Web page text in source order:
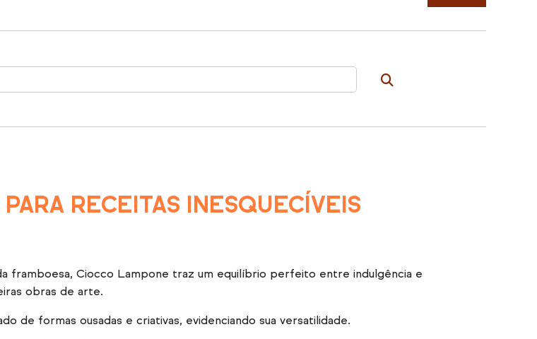
RECEITAS INESQUECÍVEIS
framboesa, Ciocco Lampone traz um equilíbrio perfeito entre indulgência e
obras de arte.
de formas ousadas e criativas, evidenciando sua versatilidade.